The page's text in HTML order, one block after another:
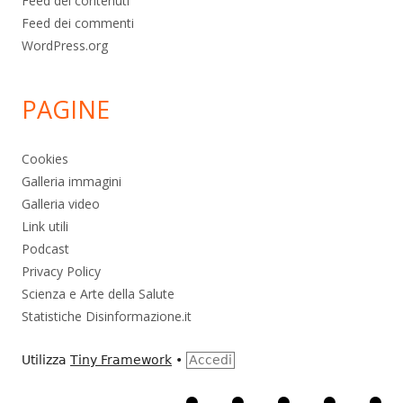
Feed dei commenti
WordPress.org
PAGINE
Cookies
Galleria immagini
Galleria video
Link utili
Podcast
Privacy Policy
Scienza e Arte della Salute
Statistiche Disinformazione.it
Utilizza Tiny Framework • Accedi
Home Alimentazione
AmbienteBambini